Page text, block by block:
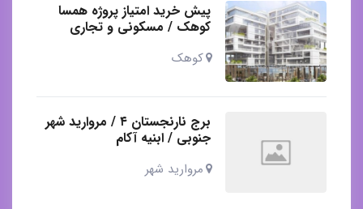
پیش خرید امتیاز پروژه همسا
کوهک / مسکونی و تجاری
کوهک
برج نارنجستان ۴ / مروارید شهر
جنوبی / ابنیه آکام
مروارید شهر